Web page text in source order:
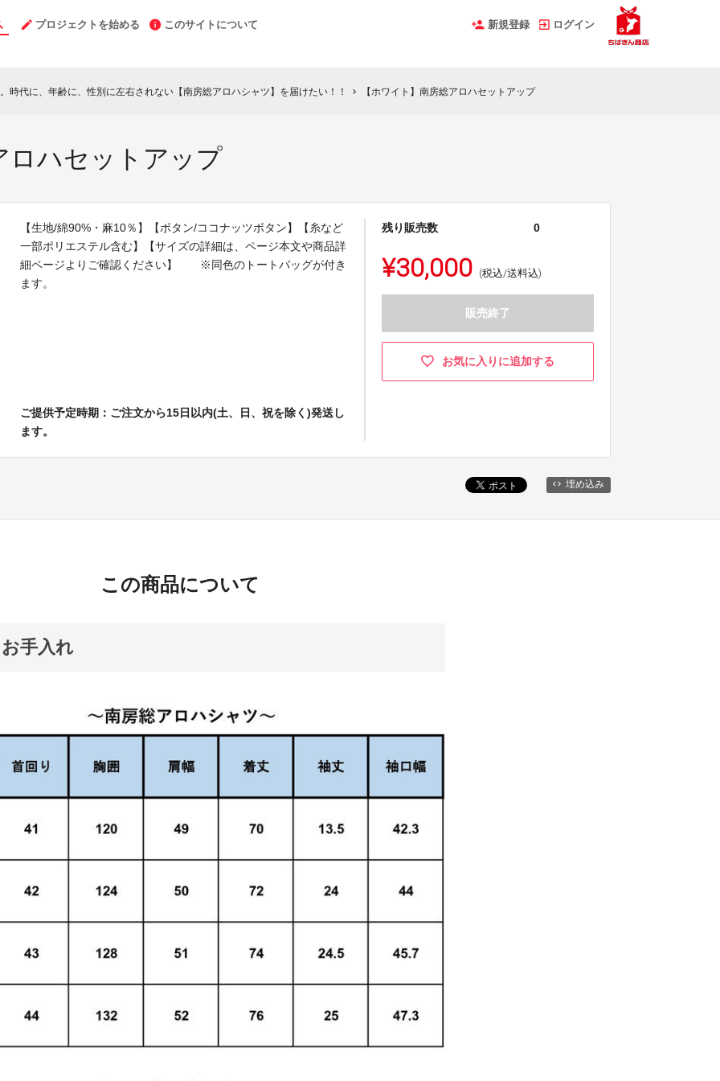
プロジェクトを始める このサイトについて 新規登録 ログイン
時代に、年齢に、性別に左右されない【南房総アロハシャツ】を届けたい！！ chevron_right 【ホワイト】南房総アロハセットアップ
ロハセットアップ
【生地/綿90%・麻10％】【ボタン/ココナッツボタン】【糸など
一部ポリエステル含む】【サイズの詳細は、ページ本文や商品詳
細ページよりご確認ください】 ※同色のトートバッグが付き
ます。
ご提供予定時期：ご注文から15日以内(土、日、祝を除く)発送し
ます。
残り販売数 0
¥30,000 (税込/送料込)
販売終了
お気に入りに追加する
埋め込み
この商品について
手入れ